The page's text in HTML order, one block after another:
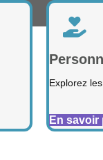
Explorez
En savoir